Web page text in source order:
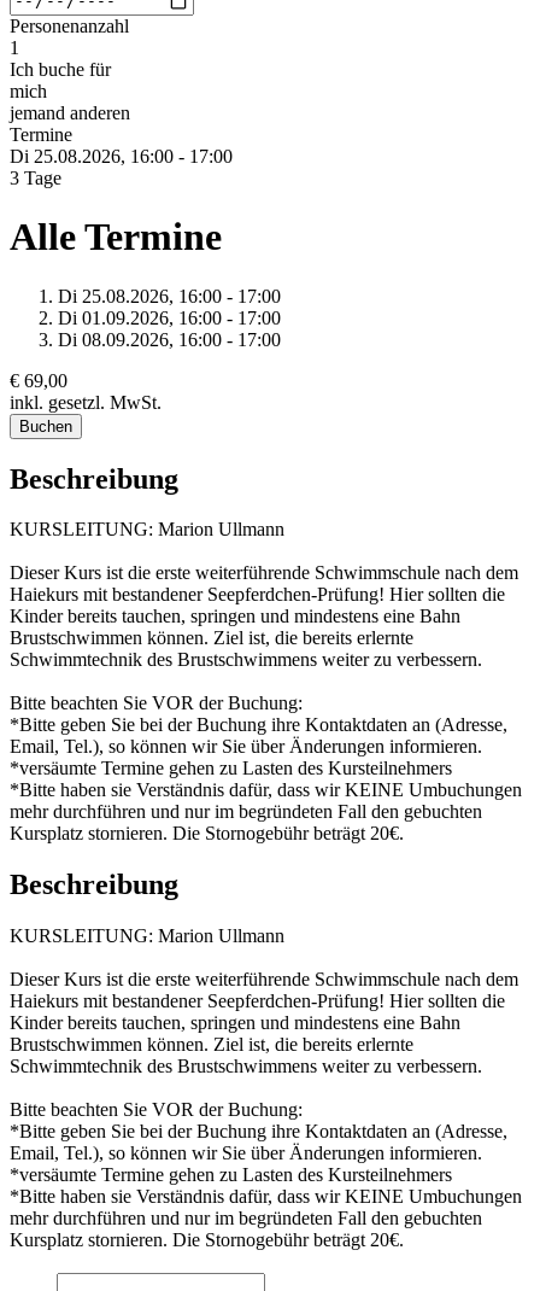
Personenanzahl
1
Ich buche für
mich
jemand anderen
Termine
Di 25.08.2026, 16:00 - 17:00
3 Tage
Alle Termine
Di 25.08.2026, 16:00 - 17:00
Di 01.09.2026, 16:00 - 17:00
Di 08.09.2026, 16:00 - 17:00
€ 69,00
inkl. gesetzl. MwSt.
Buchen
Beschreibung
KURSLEITUNG: Marion Ullmann
Dieser Kurs ist die erste weiterführende Schwimmschule nach dem
Haiekurs mit bestandener Seepferdchen-Prüfung! Hier sollten die
Kinder bereits tauchen, springen und mindestens eine Bahn
Brustschwimmen können. Ziel ist, die bereits erlernte
Schwimmtechnik des Brustschwimmens weiter zu verbessern.
Bitte beachten Sie VOR der Buchung:
*Bitte geben Sie bei der Buchung ihre Kontaktdaten an (Adresse,
Email, Tel.), so können wir Sie über Änderungen informieren.
*versäumte Termine gehen zu Lasten des Kursteilnehmers
*Bitte haben sie Verständnis dafür, dass wir KEINE Umbuchungen
mehr durchführen und nur im begründeten Fall den gebuchten
Kursplatz stornieren. Die Stornogebühr beträgt 20€.
Beschreibung
KURSLEITUNG: Marion Ullmann
Dieser Kurs ist die erste weiterführende Schwimmschule nach dem
Haiekurs mit bestandener Seepferdchen-Prüfung! Hier sollten die
Kinder bereits tauchen, springen und mindestens eine Bahn
Brustschwimmen können. Ziel ist, die bereits erlernte
Schwimmtechnik des Brustschwimmens weiter zu verbessern.
Bitte beachten Sie VOR der Buchung:
*Bitte geben Sie bei der Buchung ihre Kontaktdaten an (Adresse,
Email, Tel.), so können wir Sie über Änderungen informieren.
*versäumte Termine gehen zu Lasten des Kursteilnehmers
*Bitte haben sie Verständnis dafür, dass wir KEINE Umbuchungen
mehr durchführen und nur im begründeten Fall den gebuchten
Kursplatz stornieren. Die Stornogebühr beträgt 20€.